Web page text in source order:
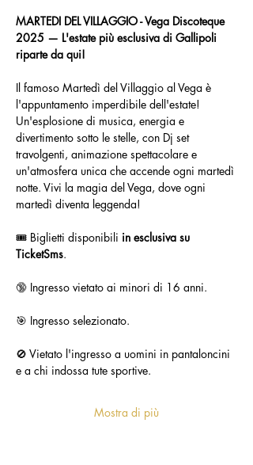
MARTEDI DEL VILLAGGIO - Vega Discoteque
2025 — L'estate più esclusiva di Gallipoli
riparte da qui!
Il famoso Martedì del Villaggio al Vega è
l'appuntamento imperdibile dell'estate!
Un'esplosione di musica, energia e
divertimento sotto le stelle, con Dj set
travolgenti, animazione spettacolare e
un'atmosfera unica che accende ogni martedì
notte. Vivi la magia del Vega, dove ogni
martedì diventa leggenda!
🎟️ Biglietti disponibili in esclusiva su
TicketSms.
🔞 Ingresso vietato ai minori di 16 anni.
🎯 Ingresso selezionato.
🚫 Vietato l'ingresso a uomini in pantaloncini
e a chi indossa tute sportive.
Mostra di più